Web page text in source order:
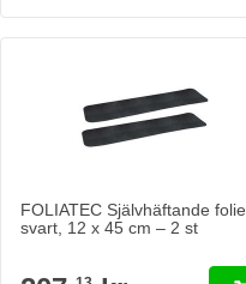
FOLIATEC Självhäftande folie,
svart, 12 x 45 cm – 2 st